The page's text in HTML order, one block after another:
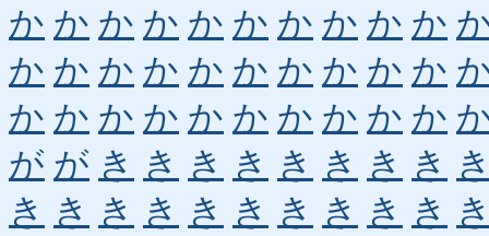
か か か か か か か か か か
か か か か か か か か か か
か か か か か か か か か か
が が き き き き き き き き
き き き き き き き き き き